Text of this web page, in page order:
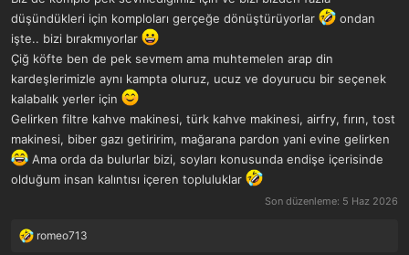
düşündükleri için komploları gerçeğe dönüştürüyorlar
ondan
işte.. bizi bırakmıyorlar
Çiğ köfte ben de pek sevmem ama muhtemelen arap din
kardeşlerimizle aynı kampta oluruz, ucuz ve doyurucu bir seçenek
kalabalık yerler için
Gelirken filtre kahve makinesi, türk kahve makinesi, airfry, fırın, tost
makinesi, biber gazı getiririm, mağarana pardon yani evine gelirken
Ama orda da bulurlar bizi, soyları konusunda endişe içerisinde
olduğum insan kalıntısı içeren topluluklar
Son düzenleme: 5 Haz 2026
T
romeo713